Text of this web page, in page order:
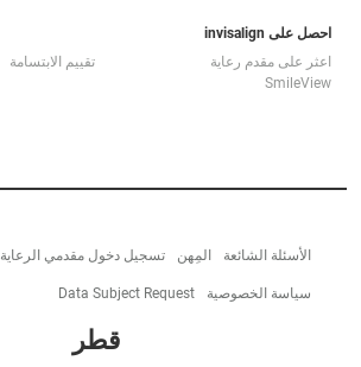
احصل على invisalign
اعثر على مقدم رعاية
تقييم الابتسامة
SmileView
الأسئلة الشائعة المِهن تسجيل دخول مقدمي الرعاية
سياسة الخصوصية Data Subject Request
قطر‎